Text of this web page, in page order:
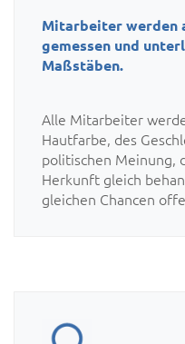
Mitarbeiter werden
gemessen und
Maßstäben.
Alle Mitarbeiter
Hautfarbe, des
politischen Meinung,
Herkunft gleich
gleichen Chancen